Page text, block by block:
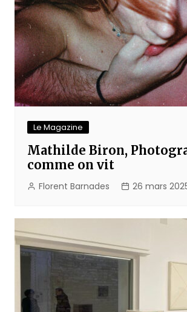
Le Magazine
Mathilde Biron,
comme on vit
Florent Barnades 26 mars